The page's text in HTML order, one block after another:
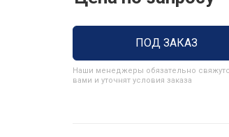
ПОД ЗАКАЗ
Наши менеджеры обязательно
вами и уточнят условия заказа